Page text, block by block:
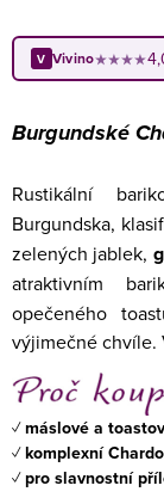
V Vivino★★★★
Burgundské
Rustikální
Burgundska,
zelených jablek,
atraktivním
opečeného
výjimečné chvíle.
✓máslové a
✓komplexní
✓pro slavnostní